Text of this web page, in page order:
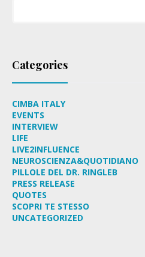
Categories
CIMBA ITALY
EVENTS
INTERVIEW
LIFE
LIVE2INFLUENCE
NEUROSCIENZA&QUOTIDIANO
PILLOLE DEL DR. RINGLEB
PRESS RELEASE
QUOTES
SCOPRI TE STESSO
UNCATEGORIZED